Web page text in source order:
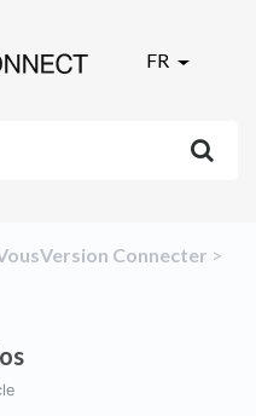
FR
Connecter ​ > ​